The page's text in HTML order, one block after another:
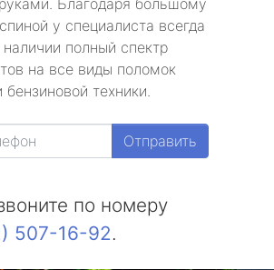
Благодаря большому
у специалиста всегда
полный спектр
на все виды поломок
бензиновой техники.
Отправить
по номеру
507-16-92.